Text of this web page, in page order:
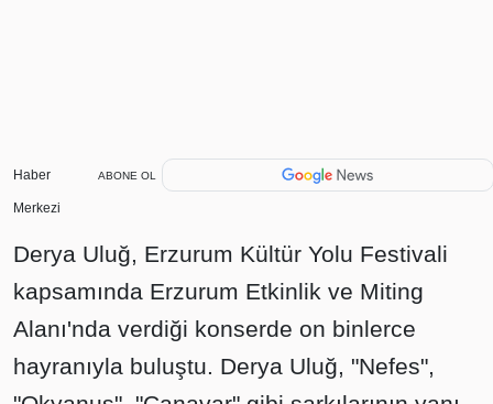
Haber
Merkezi
ABONE OL
Derya Uluğ, Erzurum Kültür Yolu Festivali
kapsamında Erzurum Etkinlik ve Miting
Alanı'nda verdiği konserde on binlerce
hayranıyla buluştu. Derya Uluğ, "Nefes",